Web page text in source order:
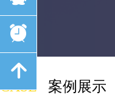
CASE 案例展示
뀥
녕